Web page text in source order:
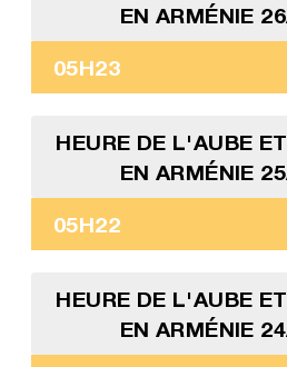
EN ARMÉNIE
05H23
HEURE DE L'AUBE
EN ARMÉNIE
05H22
HEURE DE L'AUBE
EN ARMÉNIE